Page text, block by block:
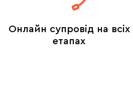
Онлайн супровід на всіх
етапах